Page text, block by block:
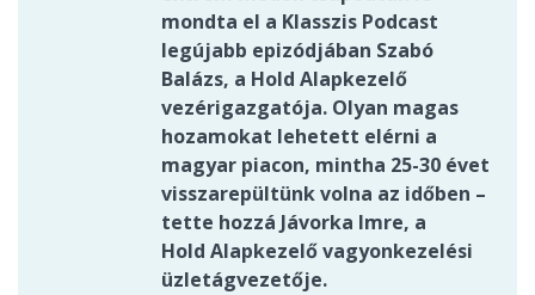
mondta el a Klasszis Podcast
legújabb epizódjában Szabó
Balázs, a Hold Alapkezelő
vezérigazgatója. Olyan magas
hozamokat lehetett elérni a
magyar piacon, mintha 25-30 évet
visszarepültünk volna az időben –
tette hozzá Jávorka Imre, a
Hold Alapkezelő vagyonkezelési
üzletágvezetője.